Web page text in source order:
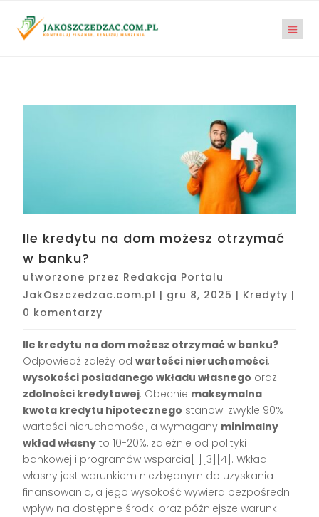
Ile kredytu na dom możesz otrzymać
w banku?
utworzone przez Redakcja Portalu
JakOszczedzac.com.pl | gru 8, 2025 | Kredyty |
0 komentarzy
Ile kredytu na dom możesz otrzymać w banku?
Odpowiedź zależy odwartości nieruchomości,
wysokości posiadanego wkładu własnego oraz
zdolności kredytowej. Obecnie maksymalna
kwota kredytu hipotecznego stanowi zwykle 90%
wartości nieruchomości, a wymagany minimalny
wkład własny to 10-20%, zależnie od polityki
bankowej i programów wsparcia[1][3][4]. Wkład
własny jest warunkiem niezbędnym do uzyskania
finansowania, a jego wysokość wywiera bezpośredni
wpływ na dostępne środki oraz późniejsze warunki